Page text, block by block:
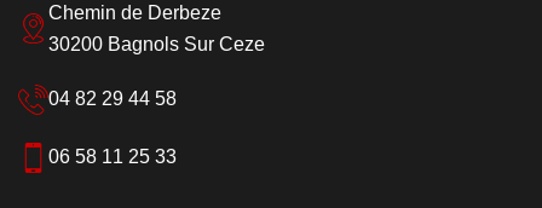
Chemin de Derbeze
30200 Bagnols Sur Ceze
04 82 29 44 58
06 58 11 25 33